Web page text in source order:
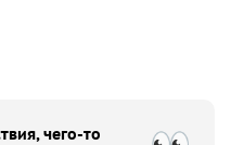
чего-то